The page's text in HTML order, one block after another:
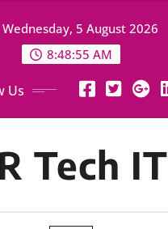
Wednesday, 5 August 2026
8:48:56 AM
Us
Tech IT